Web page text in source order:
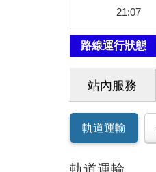
21:07
路線運行狀態
站內服務
軌道運輸